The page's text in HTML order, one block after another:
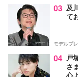
03 及
て
モデルプ
04 戸
さ
心